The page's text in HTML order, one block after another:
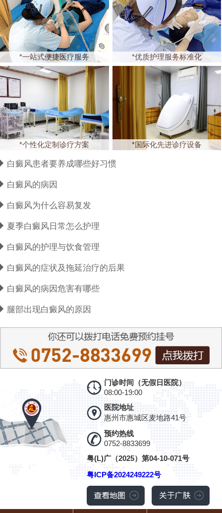
*一站式便捷医疗服务 *优质护理服务标准化
*个性化定制诊疗方案 *国际化先进诊疗设备
白癜风患者要养成哪些好习惯
白癜风的病因
白癜风为什么容易复发
夏季白癜风日常怎么护理
白癜风的护理与饮食管理
白癜风的症状及拖延治疗的后果
白癜风的病因危害有哪些
腿部出现白癜风的原因
门诊时间（无假日医院）
08:00-19:00
医院地址
惠州市惠城区麦地路41号
预约热线
0752-8833699
粤(L)广（2025）第04-10-071号
粤ICP备2024249222号